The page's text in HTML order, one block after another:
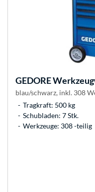
GEDORE
blau/schwarz, inkl. 308
Tragkraft: 500 kg
Schubladen: 7 Stk.
Werkzeuge: 308 -teilig